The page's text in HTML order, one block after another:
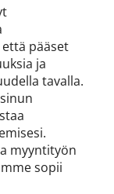
pääset
ja
tavalla.
myyntityön
sopii